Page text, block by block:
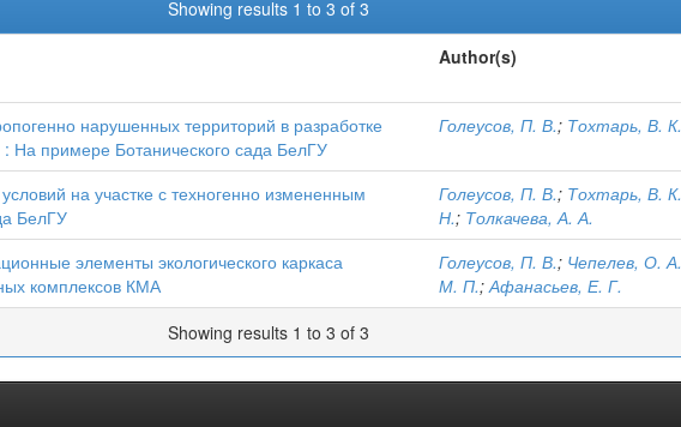
Showing results 1 to 3 of 3
Author(s)
нарушенных территорий в разработке
: На примере Ботанического сада БелГУ
Голеусов, П. В.; Тохтарь, В. К.
на участке с техногенно измененным
БелГУ
Голеусов, П. В.; Тохтарь, В. К.
Н.; Толкачева, А. А.
элементы экологического каркаса
комплексов КМА
Голеусов, П. В.; Чепелев, О. А.
М. П.;Афанасьев, Е. Г.
Showing results 1 to 3 of 3